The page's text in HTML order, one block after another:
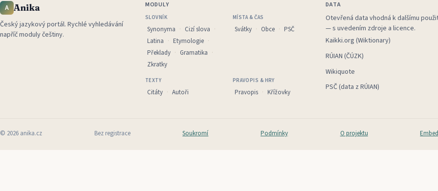
A Anika
Český jazykový portál. Rychlé vyhledávání
napříč moduly češtiny.
MODULY
SLOVNÍK
Synonyma
Cizí slova
Latina
Etymologie
Překlady
Gramatika
Zkratky
MÍSTA & ČAS
Svátky Obce PSČ
TEXTY
Citáty Autoři
PRAVOPIS & HRY
Pravopis Křížovky
DATA
Otevřená data vhodná k dalšímu
— s uvedením zdroje a licence.
Kaikki.org (Wiktionary)
RÚIAN (ČÚZK)
Wikiquote
PSČ (data z RÚIAN)
© 2026 anika.cz Bez registrace Soukromí Podmínky O projektu